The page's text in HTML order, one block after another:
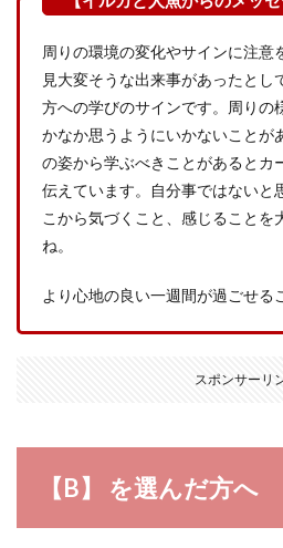
周りの環境の変化やサインに注意
見大変そうな出来事があったとし
方への学びのサインです。周りの
かなか思うようにいかないことが
の姿から学ぶべきことがあるとカ
伝えています。自分事ではないと
こから気づくこと、感じることを
ね。
より心地の良い一週間が過ごせる
スポンサーリ
【B】 を選んだ方へ